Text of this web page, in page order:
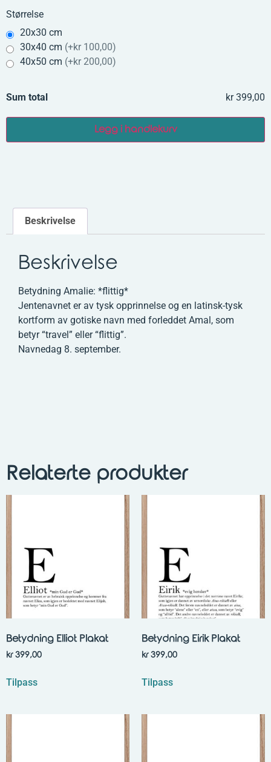
Størrelse
20x30 cm
30x40 cm (+kr 100,00)
40x50 cm (+kr 200,00)
Sum total kr 399,00
Legg i handlekurv
Beskrivelse
Beskrivelse
Betydning Amalie: *flittig*
Jentenavnet er av tysk opprinnelse og en latinsk-tysk
kortform av gotiske navn med forleddet Amal, som
betyr “travel” eller “flittig”.
Navnedag 8. september.
Relaterte produkter
Betydning Elliot Plakat
kr399,00
Tilpass
Betydning Eirik Plakat
kr399,00
Tilpass